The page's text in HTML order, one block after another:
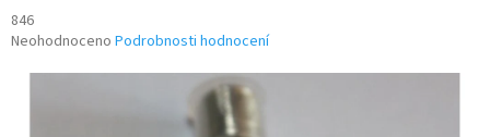
846
Průměrné
Neohodnoceno Podrobnosti hodnocení